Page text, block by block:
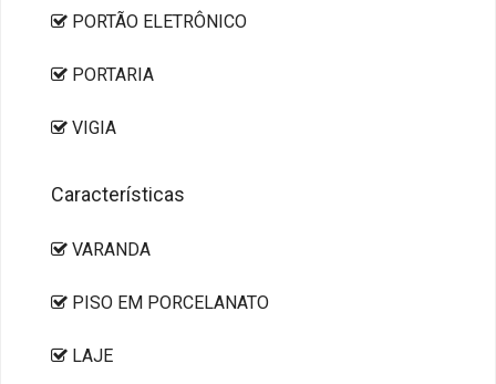
PORTÃO ELETRÔNICO
PORTARIA
VIGIA
Características
VARANDA
PISO EM PORCELANATO
LAJE